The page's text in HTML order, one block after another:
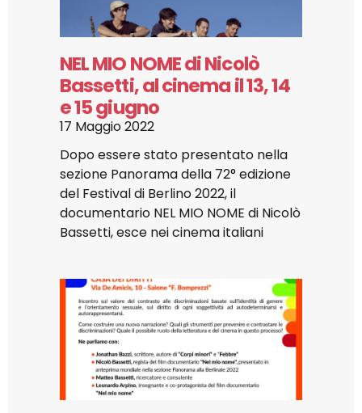
NEL MIO NOME di Nicolò
Bassetti, al cinema il 13, 14
e 15 giugno
17 Maggio 2022
Dopo essere stato presentato nella
sezione Panorama della 72° edizione
del Festival di Berlino 2022, il
documentario NEL MIO NOME di Nicolò
Bassetti, esce nei cinema italiani